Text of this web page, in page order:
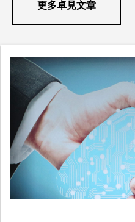
更多卓見文章